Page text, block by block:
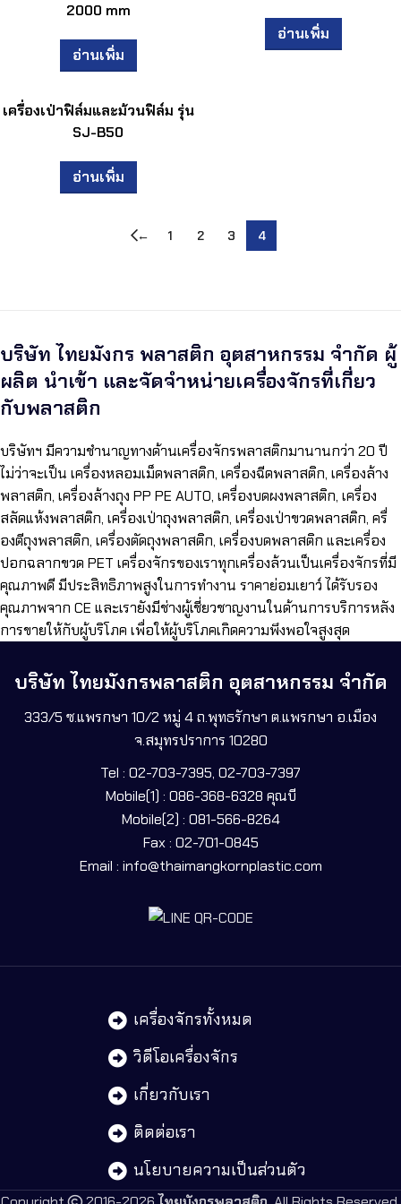
2000 mm
อ่านเพิ่ม
อ่านเพิ่ม
เครื่องเป่าฟิล์มและม้วนฟิล์ม รุ่น
SJ-B50
อ่านเพิ่ม
← 1 2 3 4
บริษัท ไทยมังกร พลาสติก อุตสาหกรรม จำกัด ผู้
ผลิต นำเข้า และจัดจำหน่ายเครื่องจักรที่เกี่ยว
กับพลาสติก
บริษัทฯ มีความชำนาญทางด้านเครื่องจักรพลาสติกมานานกว่า 20 ปี
ไม่ว่าจะเป็น เครื่องหลอมเม็ดพลาสติก, เครื่องฉีดพลาสติก, เครื่องล้าง
พลาสติก, เครื่องล้างถุง PP PE AUTO, เครื่องบดผงพลาสติก, เครื่อง
สลัดแห้งพลาสติก, เครื่องเป่าถุงพลาสติก, เครื่องเป่าขวดพลาสติก, ครื่
องตีถุงพลาสติก, เครื่องตัดถุงพลาสติก, เครื่องบดพลาสติก และเครื่อง
ปอกฉลากขวด PET เครื่องจักรของเราทุกเครื่องล้วนเป็นเครื่องจักรที่มี
คุณภาพดี มีประสิทธิภาพสูงในการทำงาน ราคาย่อมเยาว์ ได้รับรอง
คุณภาพจาก CE และเรายังมีช่างผู้เชี่ยวชาญงานในด้านการบริการหลัง
การขายให้กับผู้บริโภค เพื่อให้ผู้บริโภคเกิดความพึงพอใจสูงสุด
บริษัท ไทยมังกรพลาสติก อุตสาหกรรม จำกัด
333/5 ซ.แพรกษา 10/2 หมู่ 4 ถ.พุทธรักษา ต.แพรกษา อ.เมือง
จ.สมุทรปราการ 10280
Tel : 02-703-7395, 02-703-7397
Mobile(1) : 086-368-6328 คุณบี
Mobile(2) : 081-566-8264
Fax : 02-701-0845
Email : info@thaimangkornplastic.com
เครื่องจักรทั้งหมด
วิดีโอเครื่องจักร
เกี่ยวกับเรา
ติดต่อเรา
นโยบายความเป็นส่วนตัว